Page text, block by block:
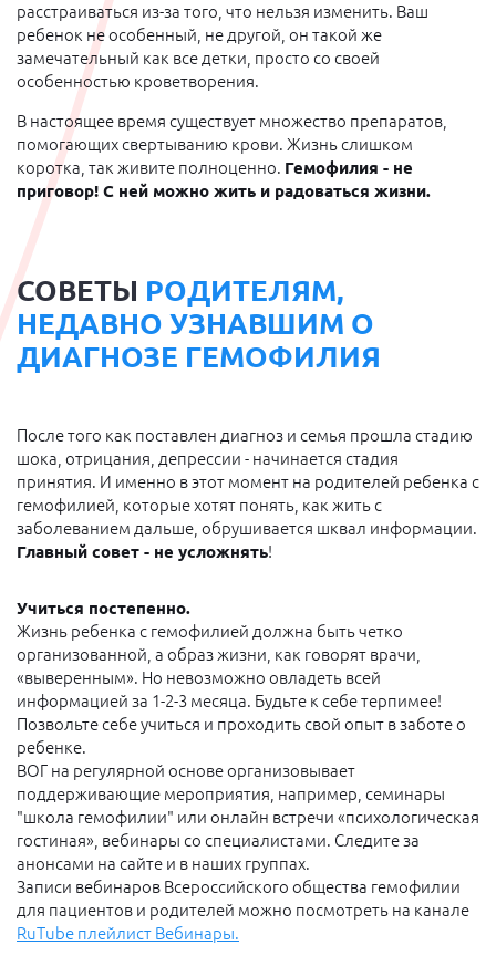
расстраиваться из-за того, что нельзя изменить. Ваш
ребенок не особенный, не другой, он такой же
замечательный как все детки, просто со своей
особенностью кроветворения.
В настоящее время существует множество препаратов,
помогающих свертыванию крови. Жизнь слишком
коротка, так живите полноценно. Гемофилия - не
приговор! С ней можно жить и радоваться жизни.
СОВЕТЫ РОДИТЕЛЯМ,
НЕДАВНО УЗНАВШИМ О
ДИАГНОЗЕ ГЕМОФИЛИЯ
После того как поставлен диагноз и семья прошла стадию
шока, отрицания, депрессии - начинается стадия
принятия. И именно в этот момент на родителей ребенка с
гемофилией, которые хотят понять, как жить с
заболеванием дальше, обрушивается шквал информации.
Главный совет - не усложнять!
Учиться постепенно.
Жизнь ребенка с гемофилией должна быть четко
организованной, а образ жизни, как говорят врачи,
«выверенным». Но невозможно овладеть всей
информацией за 1-2-3 месяца. Будьте к себе терпимее!
Позвольте себе учиться и проходить свой опыт в заботе о
ребенке.
ВОГ на регулярной основе организовывает
поддерживающие мероприятия, например, семинары
"школа гемофилии" или онлайн встречи «психологическая
гостиная», вебинары со специалистами. Следите за
анонсами на сайте и в наших группах.
Записи вебинаров Всероссийского общества гемофилии
для пациентов и родителей можно посмотреть на канале
RuTube плейлист Вебинары.